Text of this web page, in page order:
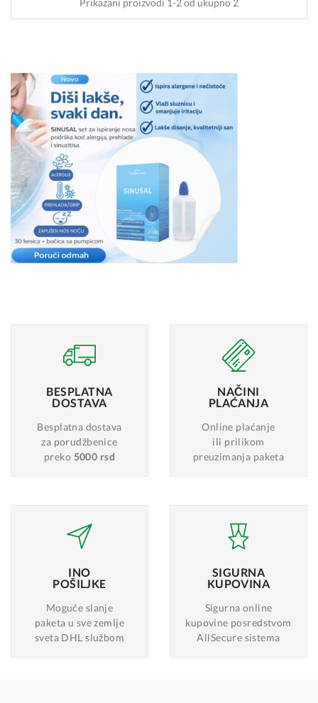
Prikazani proizvodi 1-2 od ukupno 2
BESPLATNA
DOSTAVA
Besplatna dostava
za porudžbenice
preko 5000 rsd
NAČINI
PLAĆANJA
Online plaćanje
ili prilikom
preuzimanja paketa
INO
POŠILJKE
Moguće slanje
paketa u sve zemlje
sveta DHL službom
SIGURNA
KUPOVINA
Sigurna online
kupovine posredstvom
AllSecure sistema